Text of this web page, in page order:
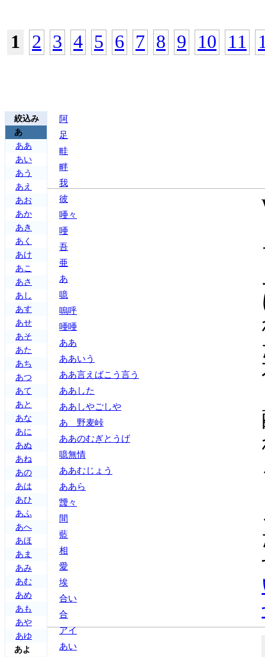
1 2 3 4 5 6 7 8 9 10 11
絞込み
あ
ああ
あい
あう
あえ
あお
あか
あき
あく
あけ
あこ
あさ
あし
あす
あせ
あそ
あた
あち
あつ
あて
あと
あな
あに
あぬ
あね
あの
あは
あひ
あふ
あへ
あほ
あま
あみ
あむ
あめ
あも
あや
あゆ
あよ
阿
足
畦
畔
我
彼
唖々
唖
吾
亜
あ
噫
嗚呼
唖唖
ああ
ああいう
ああ言えばこう言う
ああした
ああしやごしや
あゝ野麦峠
ああのむぎとうげ
噫無情
ああむじょう
ああら
靉々
間
藍
相
愛
埃
合い
合
アイ
あい